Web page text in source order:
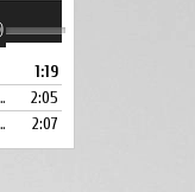
ги
копшињата
Горна
стрела/
Долна
1:19
2:05
2:07